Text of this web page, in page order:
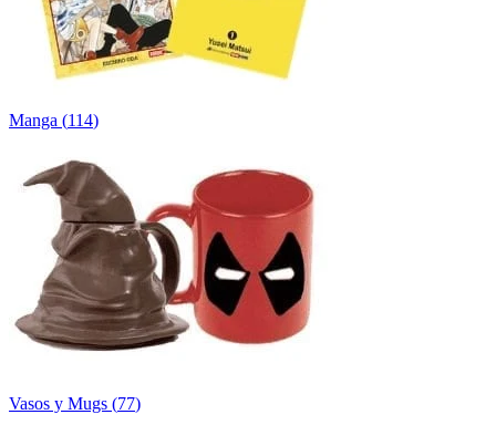
Manga (114)
Vasos y Mugs (77)